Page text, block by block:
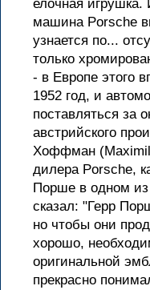
елочная игрушка.
машина Porsche
узнается по...
только
- в Европе этого
1952 год, и
поставляться за
австрийского
Хоффман
дилера Porsche,
Порше в одном
сказал: "Герр
но чтобы они
хорошо,
оригинальной
прекрасно